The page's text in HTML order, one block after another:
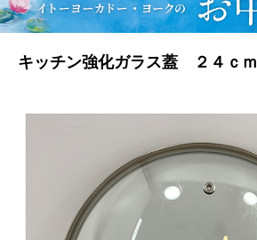
キッチン強化ガラス蓋 ２４ｃｍ